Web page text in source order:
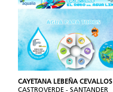
CAYETANA LEBEÑA CEVALLOS
CASTROVERDE - SANTANDER